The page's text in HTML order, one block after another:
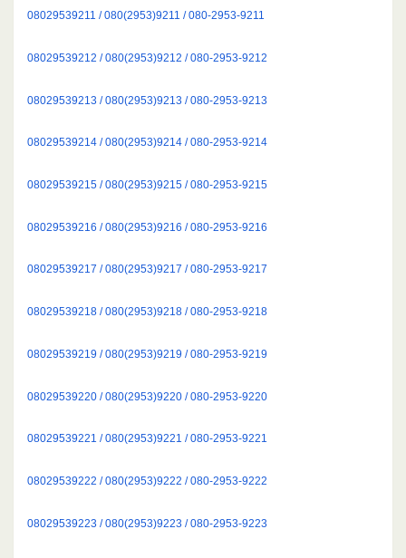
08029539211 / 080(2953)9211 / 080-2953-9211
08029539212 / 080(2953)9212 / 080-2953-9212
08029539213 / 080(2953)9213 / 080-2953-9213
08029539214 / 080(2953)9214 / 080-2953-9214
08029539215 / 080(2953)9215 / 080-2953-9215
08029539216 / 080(2953)9216 / 080-2953-9216
08029539217 / 080(2953)9217 / 080-2953-9217
08029539218 / 080(2953)9218 / 080-2953-9218
08029539219 / 080(2953)9219 / 080-2953-9219
08029539220 / 080(2953)9220 / 080-2953-9220
08029539221 / 080(2953)9221 / 080-2953-9221
08029539222 / 080(2953)9222 / 080-2953-9222
08029539223 / 080(2953)9223 / 080-2953-9223